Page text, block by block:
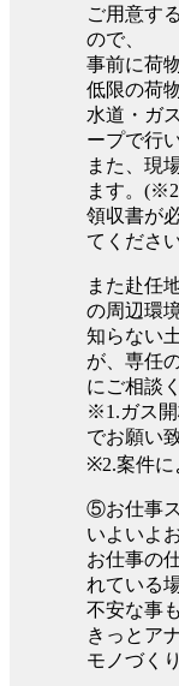
ご用意す
ので、
事前に荷
低限の荷
水道・ガ
ープで行
また、現
ます。
領収書が
てくださ
また赴任
の周辺環
知らない
が、専任
にご相談
※1.ガス
でお願い
※2.案件に
⑤お仕事
いよいよ
お仕事の
れている
不安な事
きっとア
モノづく